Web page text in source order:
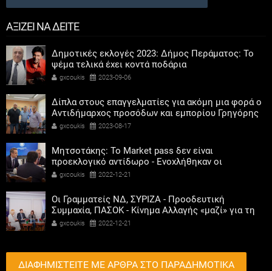
ΑΞΙΖΕΙ ΝΑ ΔΕΙΤΕ
Δημοτικές εκλογές 2023: Δήμος Περάματος: Το
ψέμα τελικά έχει κοντά ποδάρια
gxcoukis 2023-09-06
Δίπλα στους επαγγελματίες για ακόμη μια φορά ο
Αντιδήμαρχος προσόδων και εμπορίου Γρηγόρης
Καψοκόλης
gxcoukis 2023-08-17
Μητσοτάκης: Το Market pass δεν είναι
προεκλογικό αντίδωρο - Ενοχλήθηκαν οι
αριστεροί του χαβιαριού
gxcoukis 2022-12-21
Οι Γραμματείς ΝΔ, ΣΥΡΙΖΑ - Προοδευτική
Συμμαχία, ΠΑΣΟΚ - Κίνημα Αλλαγής «μαζί» για τη
συμμετοχή των γυναικών στην πολιτική
gxcoukis 2022-12-21
ΔΙΑΦΗΜΙΣΤΕΙΤΕ ΜΕ ΑΡΘΡΑ ΣΤΟ ΠΑΡΑΔΗΜΟΤΙΚΑ